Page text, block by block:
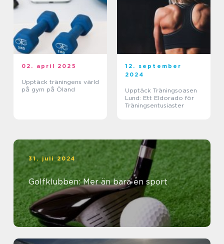
02. april 2025
Upptäck träningens värld
på gym på Öland
12. september
2024
Upptäck Träningsoasen
Lund: Ett Eldorado för
Träningsentusiaster
31. juli 2024
Golfklubben: Mer än bara en sport